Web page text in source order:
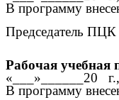
В программу
Председатель ПЦК
Рабочая учебная
«___»______20
В программу